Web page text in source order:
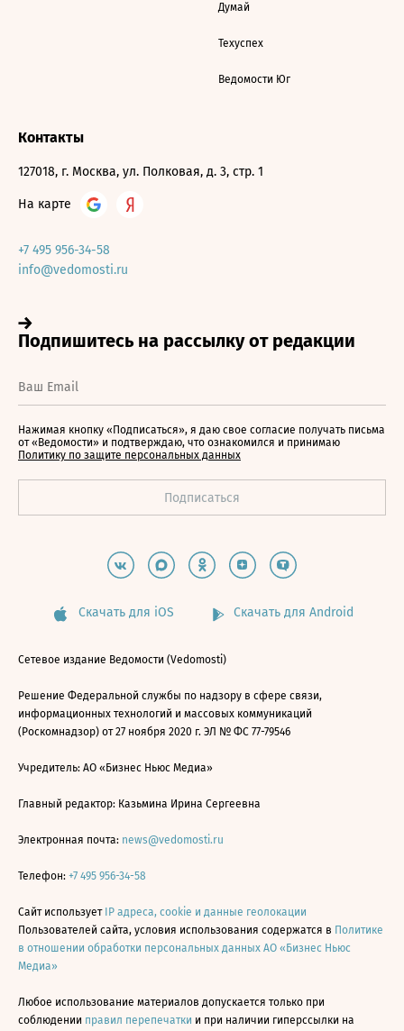
Думай
Техуспех
Ведомости Юг
Контакты
127018, г. Москва, ул. Полковая, д. 3, стр. 1
На карте
+7 495 956-34-58
info@vedomosti.ru
Нажимая кнопку «Подписаться», я даю свое согласие получать письма
от «Ведомости» и подтверждаю, что ознакомился и принимаю
Политику по защите персональных данных
Скачать для iOS Скачать для Android
Сетевое издание Ведомости (Vedomosti)
Решение Федеральной службы по надзору в сфере связи,
информационных технологий и массовых коммуникаций
(Роскомнадзор) от 27 ноября 2020 г. ЭЛ № ФС 77-79546
Учредитель: АО «Бизнес Ньюс Медиа»
Главный редактор: Казьмина Ирина Сергеевна
Электронная почта: news@vedomosti.ru
Телефон: +7 495 956-34-58
Сайт использует IP адреса, cookie и данные геолокации
Пользователей сайта, условия использования содержатся в Политике
в отношении обработки персональных данных АО «Бизнес Ньюс
Медиа»
Любое использование материалов допускается только при
соблюдении правил перепечатки и при наличии гиперссылки на